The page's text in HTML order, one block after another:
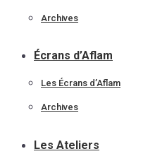
Archives
Écrans d’Aflam
Les Écrans d’Aflam
Archives
Les Ateliers